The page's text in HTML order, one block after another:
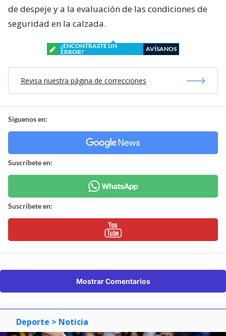
de despeje y a la evaluación de las condiciones de
seguridad en la calzada.
¿ENCONTRASTE UN
ERROR?
AVÍSANOS
Revisa nuestra página de correcciones
Síguenos en:
Suscríbete en:
Suscríbete en:
Mostrar Comentarios
Deporte > Noticia